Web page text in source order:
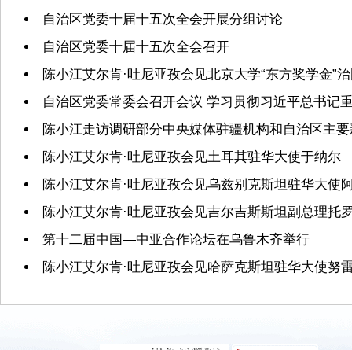
自治区党委十届十五次全会开展分组讨论
自治区党委十届十五次全会召开
陈小江艾尔肯·吐尼亚孜会见北京大学“东方奖学金”
自治区党委常委会召开会议 学习贯彻习近平总书记
陈小江走访调研部分中央媒体驻疆机构和自治区主
陈小江艾尔肯·吐尼亚孜会见土耳其驻华大使于纳尔
陈小江艾尔肯·吐尼亚孜会见乌兹别克斯坦驻华大使
陈小江艾尔肯·吐尼亚孜会见吉尔吉斯斯坦副总理托
第十二届中国—中亚合作论坛在乌鲁木齐举行
陈小江艾尔肯·吐尼亚孜会见哈萨克斯坦驻华大使努